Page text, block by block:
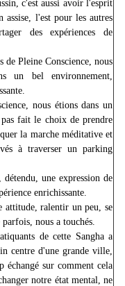
c'est aussi avoir l'esprit
l'est pour les autres
des expériences de
de Pleine Conscience, nous
un bel environnement,
nous étions dans un
fait le choix de prendre
la marche méditative et
à traverser un parking
une expression de
enrichissante.
attitude, ralentir un peu, se
nous a touchés.
de cette Sangha a
centre d'une grande ville,
échangé sur comment cela
notre état mental, ne